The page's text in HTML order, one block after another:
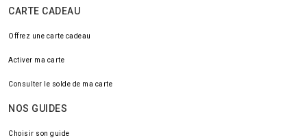
CARTE CADEAU
Offrez une carte cadeau
Activer ma carte
Consulter le solde de ma carte
NOS GUIDES
Choisir son guide